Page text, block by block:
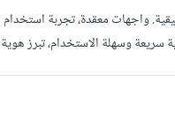
واجهات معقدة، تجربة
وسهلة الاستخدام، تبرز